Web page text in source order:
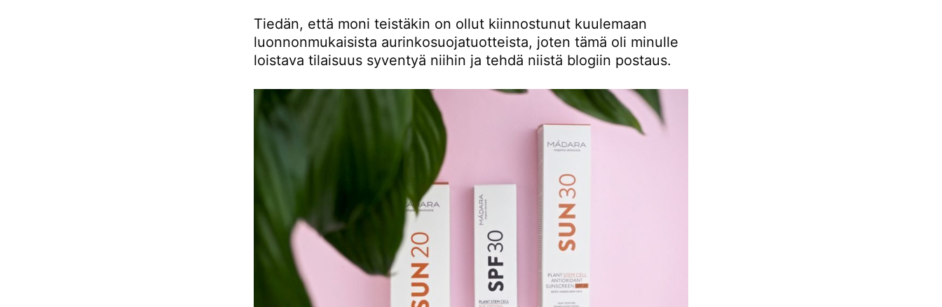
Tiedän, että moni teistäkin on ollut kiinnostunut kuulemaan
luonnonmukaisista aurinkosuojatuotteista, joten tämä oli minulle
loistava tilaisuus syventyä niihin ja tehdä niistä blogiin postaus.